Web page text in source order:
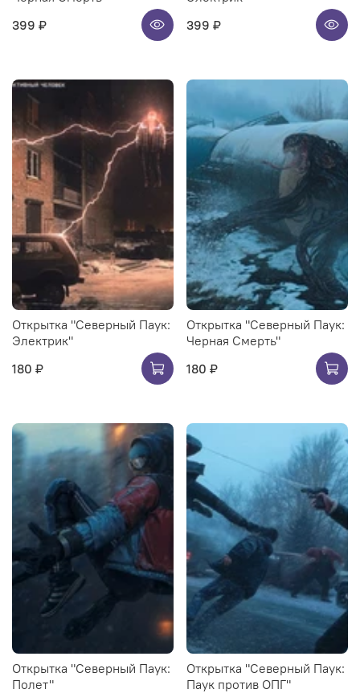
399 ₽
399 ₽
Открытка "Северный Паук:
Электрик"
180 ₽
Открытка "Северный Паук:
Черная Смерть"
180 ₽
Открытка "Северный Паук:
Полет"
Открытка "Северный Паук:
Паук против ОПГ"